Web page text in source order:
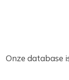
Onze database